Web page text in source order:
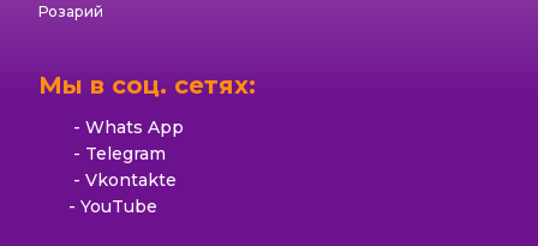
Розарий
Мы в соц. сетях:
Whats App
Telegram
Vkontakte
YouTube